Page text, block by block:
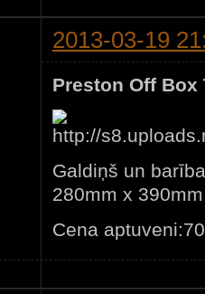
2013-03-19
Preston Off Box
Galdiņš un
280mm x
Cena